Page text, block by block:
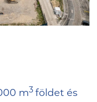
m3 földet és